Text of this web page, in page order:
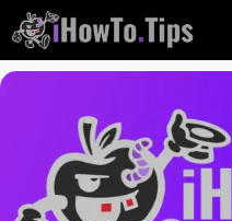
Salta
al
contenuto